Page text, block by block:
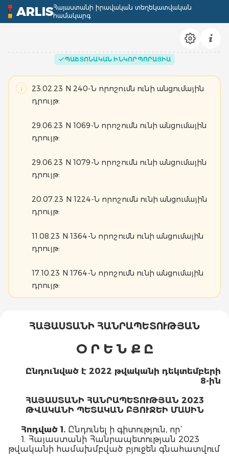
ARLISՀայաստանի իրավական տեղեկատվական
համակարգ
ՊԱՇՏՈՆԱԿԱՆ ԻՆԿՈՐՊՈՐԱՑԻԱ
23.02.23 N 240-Ն որոշումն ունի անցումային
դրույթ:
29.06.23 N 1069-Ն որոշումն ունի անցումային
դրույթ:
29.06.23 N 1079-Ն որոշումն ունի անցումային
դրույթ:
20.07.23 N 1224-Ն որոշումն ունի անցումային
դրույթ:
11.08.23 N 1364-Ն որոշումն ունի անցումային
դրույթ:
17.10.23 N 1764-Ն որոշումն ունի անցումային
դրույթ:
ՀԱՅԱՍՏԱՆԻ ՀԱՆՐԱՊԵՏՈՒԹՅԱՆ
Օ Ր Ե Ն Ք Ը
Ընդունված է 2022 թվականի դեկտեմբերի
8-ին
ՀԱՅԱՍՏԱՆԻ ՀԱՆՐԱՊԵՏՈՒԹՅԱՆ 2023
ԹՎԱԿԱՆԻ ՊԵՏԱԿԱՆ ԲՅՈՒՋԵԻ ՄԱՍԻՆ
Հոդված 1. Ընդունել ի գիտություն, որ`
1. Հայաստանի Հանրապետության 2023
թվականի համախմբված բյուջեն գնահատվում